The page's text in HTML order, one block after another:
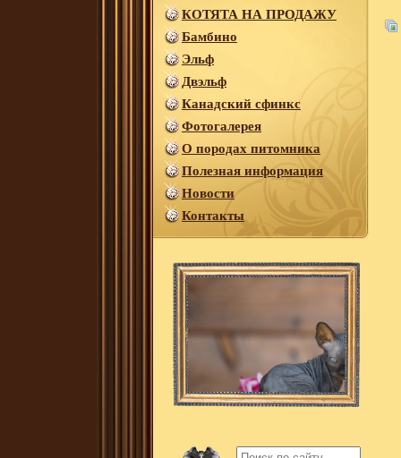
КОТЯТА НА ПРОДАЖУ
Бамбино
Эльф
Двэльф
Канадский сфинкс
Фотогалерея
О породах питомника
Полезная информация
Новости
Контакты